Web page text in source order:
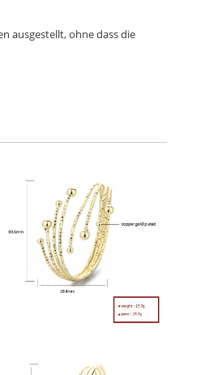
ausgestellt, ohne dass die